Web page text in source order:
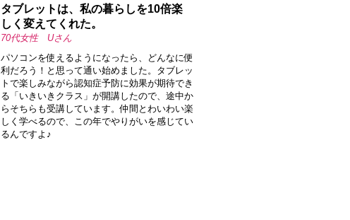
タブレットは、私の暮らしを10倍楽
しく変えてくれた。
70代女性 Uさん
パソコンを使えるようになったら、どんなに便
利だろう！と思って通い始めました。タブレッ
トで楽しみながら認知症予防に効果が期待でき
る「いきいきクラス」が開講したので、途中か
らそちらも受講しています。仲間とわいわい楽
しく学べるので、この年でやりがいを感じてい
るんですよ♪